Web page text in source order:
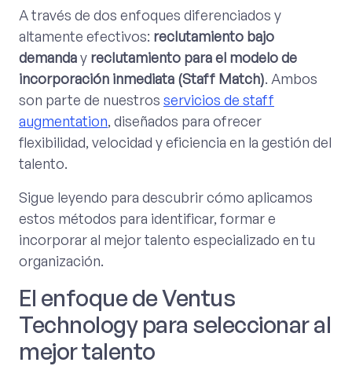
A través de dos enfoques diferenciados y
altamente efectivos: reclutamiento bajo
demanday reclutamiento para el modelo de
incorporación inmediata (Staff Match). Ambos
son parte de nuestros servicios de staff
augmentation, diseñados para ofrecer
flexibilidad, velocidad y eficiencia en la gestión del
talento.
Sigue leyendo para descubrir cómo aplicamos
estos métodos para identificar, formar e
incorporar al mejor talento especializado en tu
organización.
El enfoque de Ventus
Technology para seleccionar al
mejor talento